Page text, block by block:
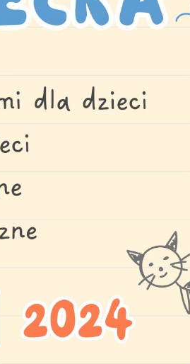
Możesz zmienić ustawienia cookies lub
dowolnym momencie możesz dokonać
prawidłowego funkcjonowania strony
korzystanie z oferowanych przez